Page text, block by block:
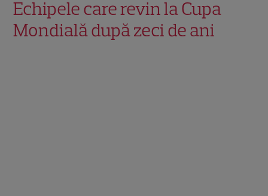
Echipele care revin la Cupa
Mondială după zeci de ani